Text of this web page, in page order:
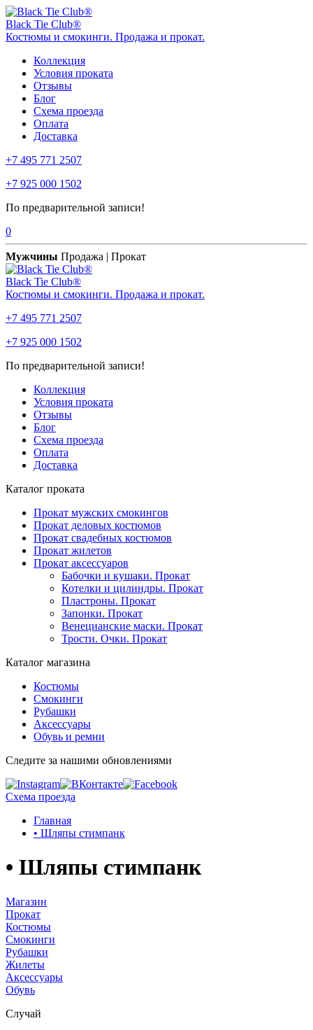
Black Tie Club®
Костюмы и смокинги. Продажа и прокат.
Коллекция
Условия проката
Отзывы
Блог
Схема проезда
Оплата
Доставка
+7 495 771 2507
+7 925 000 1502
По предварительной записи!
0
Мужчины Продажа | Прокат
Black Tie Club®
Костюмы и смокинги. Продажа и прокат.
+7 495 771 2507
+7 925 000 1502
По предварительной записи!
Коллекция
Условия проката
Отзывы
Блог
Схема проезда
Оплата
Доставка
Каталог проката
Прокат мужских смокингов
Прокат деловых костюмов
Прокат свадебных костюмов
Прокат жилетов
Прокат аксессуаров
Бабочки и кушаки. Прокат
Котелки и цилиндры. Прокат
Пластроны. Прокат
Запонки. Прокат
Венецианские маски. Прокат
Трости. Очки. Прокат
Каталог магазина
Костюмы
Смокинги
Рубашки
Аксессуары
Обувь и ремни
Следите за нашими обновлениями
Схема проезда
Главная
• Шляпы стимпанк
• Шляпы стимпанк
Магазин
Прокат
Костюмы
Смокинги
Рубашки
Жилеты
Аксессуары
Обувь
Случай